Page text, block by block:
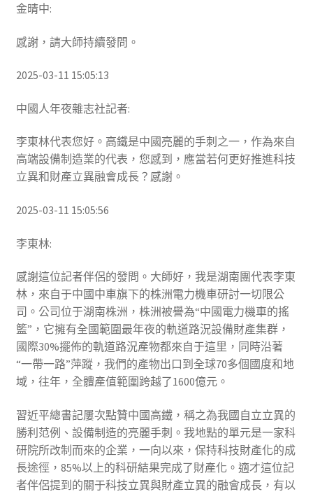
金晴中:
感謝，請大師持續發問。
2025-03-11 15:05:13
中國人年夜雜志社記者:
李東林代表您好。高鐵是中國亮麗的手刺之一，作為來自
高端設備制造業的代表，您感到，應當若何更好推進科技
立異和財產立異融會成長？感謝。
2025-03-11 15:05:56
李東林:
感謝這位記者伴侶的發問。大師好，我是湖南團代表李東
林，來自于中國中車旗下的株洲電力機車研討一切限公
司。公司位于湖南株洲，株洲被譽為“中國電力機車的搖
籃”，它擁有全國範圍最年夜的軌道路況設備財產集群，
國際30%擺佈的軌道路況產物都來自于這里，同時沿著
“一帶一路”萍蹤，我們的產物出口到全球70多個國度和地
域，往年，全體產值範圍跨越了1600億元。
習近平總書記屢次點贊中國高鐵，稱之為我國自立立異的
勝利范例、設備制造的亮麗手刺。我地點的單元是一家科
研院所改制而來的企業，一向以來，保持科技財產化的成
長途徑，85%以上的科研結果完成了財產化。適才這位記
者伴侶提到的關于科技立異與財產立異的融會成長，有以